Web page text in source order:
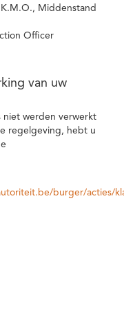
Middenstand
Officer
van uw
niet werden verwerkt
regelgeving, hebt u
burger/acties/